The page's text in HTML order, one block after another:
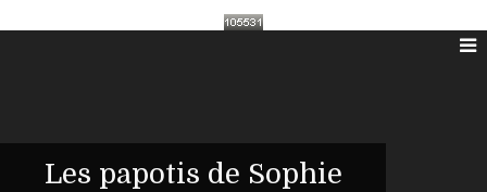
Les papotis de Sophie